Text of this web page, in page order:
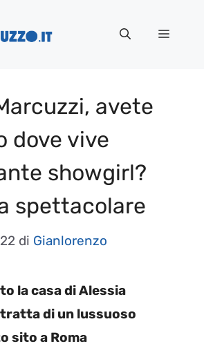
Menu
avete
dove vive
showgirl?
spettacolare
di Gianlorenzo
la casa di Alessia
di un lussuoso
sito a Roma